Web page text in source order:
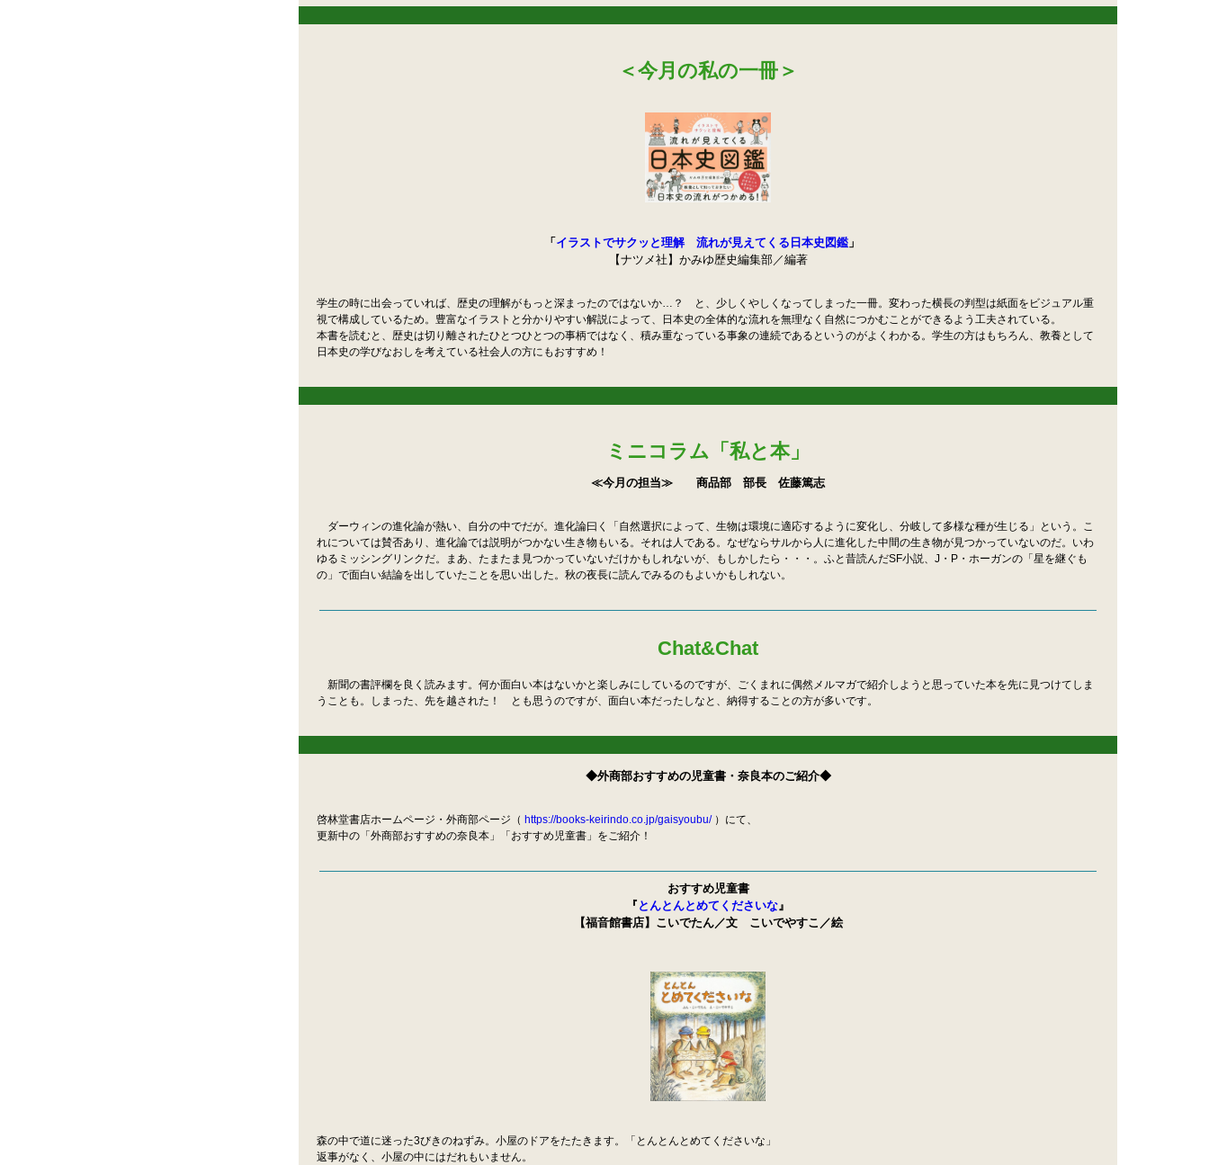
＜今月の私の一冊＞
「 イラストでサクッと理解 流れが見えてくる日本史図鑑 」
【ナツメ社】かみゆ歴史編集部／編著
学生の時に出会っていれば、歴史の理解がもっと深まったのではないか…？ と、少しくやしくなってしまった一冊。変わった横長の判型は紙面をビジュアル重
視で構成しているため。豊富なイラストと分かりやすい解説によって、日本史の全体的な流れを無理なく自然につかむことができるよう工夫されている。
本書を読むと、歴史は切り離されたひとつひとつの事柄ではなく、積み重なっている事象の連続であるというのがよくわかる。学生の方はもちろん、教養として
日本史の学びなおしを考えている社会人の方にもおすすめ！
ミニコラム「私と本」
≪今月の担当≫ 商品部 部長 佐藤篤志
ダーウィンの進化論が熱い、自分の中でだが。進化論曰く「自然選択によって、生物は環境に適応するように変化し、分岐して多様な種が生じる」という。こ
れについては賛否あり、進化論では説明がつかない生き物もいる。それは人である。なぜならサルから人に進化した中間の生き物が見つかっていないのだ。いわ
ゆるミッシングリンクだ。まあ、たまたま見つかっていないだけかもしれないが、もしかしたら・・・。ふと昔読んだSF小説、J・P・ホーガンの「星を継ぐも
の」で面白い結論を出していたことを思い出した。秋の夜長に読んでみるのもよいかもしれない。
Chat&Chat
新聞の書評欄を良く読みます。何か面白い本はないかと楽しみにしているのですが、ごくまれに偶然メルマガで紹介しようと思っていた本を先に見つけてしま
うことも。しまった、先を越された！ とも思うのですが、面白い本だったしなと、納得することの方が多いです。
◆外商部おすすめの児童書・奈良本のご紹介◆
啓林堂書店ホームページ・外商部ページ（ https://books-keirindo.co.jp/gaisyoubu/）にて、
更新中の「外商部おすすめの奈良本」「おすすめ児童書」をご紹介！
おすすめ児童書
『 とんとんとめてくださいな 』
【福音館書店】こいでたん／文 こいでやすこ／絵
森の中で道に迷った3びきのねずみ。小屋のドアをたたきます。「とんとんとめてくださいな」
返事がなく、小屋の中にはだれもいません。